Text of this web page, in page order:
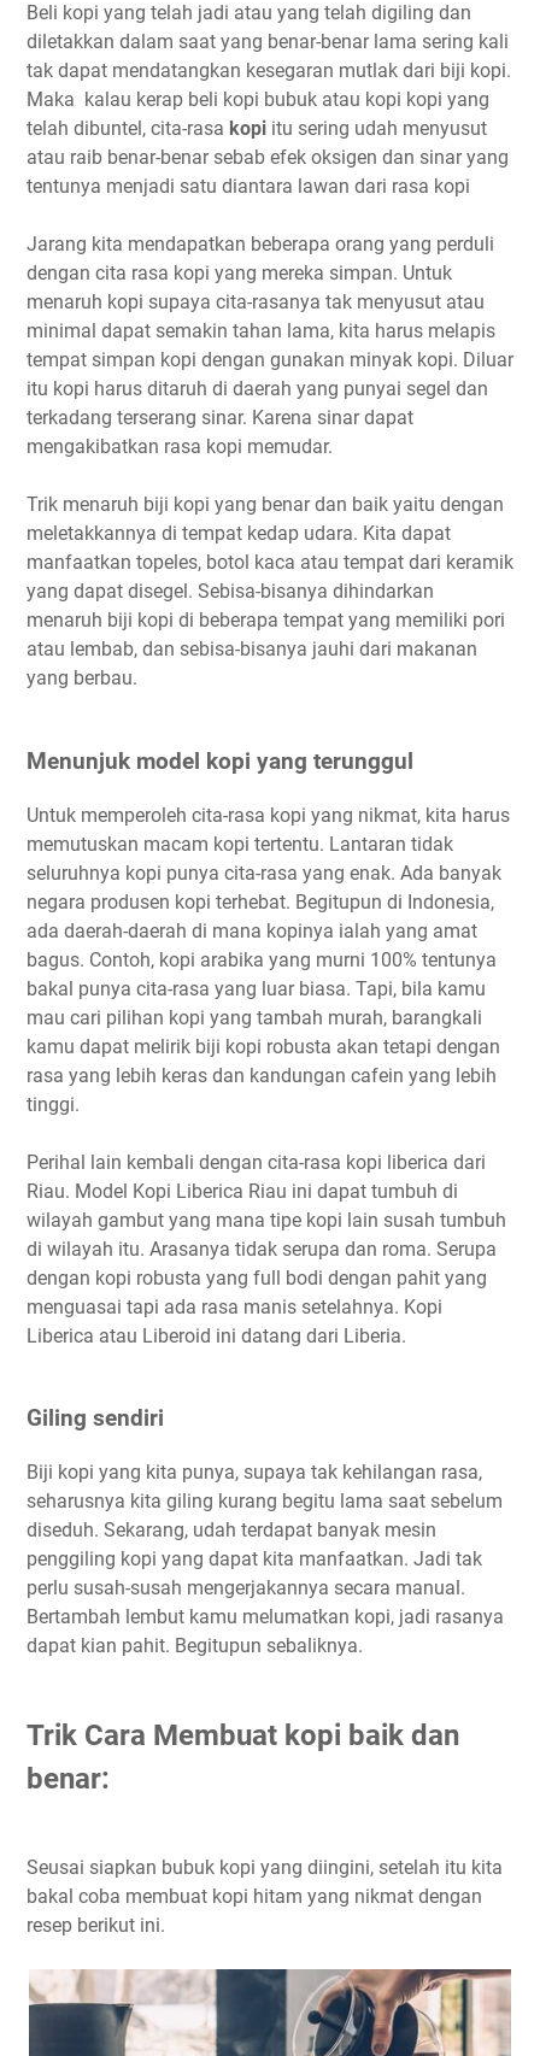
Beli kopi yang telah jadi atau yang telah digiling dan
diletakkan dalam saat yang benar-benar lama sering kali
tak dapat mendatangkan kesegaran mutlak dari biji kopi.
Maka kalau kerap beli kopi bubuk atau kopi kopi yang
telah dibuntel, cita-rasa kopi itu sering udah menyusut
atau raib benar-benar sebab efek oksigen dan sinar yang
tentunya menjadi satu diantara lawan dari rasa kopi
Jarang kita mendapatkan beberapa orang yang perduli
dengan cita rasa kopi yang mereka simpan. Untuk
menaruh kopi supaya cita-rasanya tak menyusut atau
minimal dapat semakin tahan lama, kita harus melapis
tempat simpan kopi dengan gunakan minyak kopi. Diluar
itu kopi harus ditaruh di daerah yang punyai segel dan
terkadang terserang sinar. Karena sinar dapat
mengakibatkan rasa kopi memudar.
Trik menaruh biji kopi yang benar dan baik yaitu dengan
meletakkannya di tempat kedap udara. Kita dapat
manfaatkan topeles, botol kaca atau tempat dari keramik
yang dapat disegel. Sebisa-bisanya dihindarkan
menaruh biji kopi di beberapa tempat yang memiliki pori
atau lembab, dan sebisa-bisanya jauhi dari makanan
yang berbau.
Menunjuk model kopi yang terunggul
Untuk memperoleh cita-rasa kopi yang nikmat, kita harus
memutuskan macam kopi tertentu. Lantaran tidak
seluruhnya kopi punya cita-rasa yang enak. Ada banyak
negara produsen kopi terhebat. Begitupun di Indonesia,
ada daerah-daerah di mana kopinya ialah yang amat
bagus. Contoh, kopi arabika yang murni 100% tentunya
bakal punya cita-rasa yang luar biasa. Tapi, bila kamu
mau cari pilihan kopi yang tambah murah, barangkali
kamu dapat melirik biji kopi robusta akan tetapi dengan
rasa yang lebih keras dan kandungan cafein yang lebih
tinggi.
Perihal lain kembali dengan cita-rasa kopi liberica dari
Riau. Model Kopi Liberica Riau ini dapat tumbuh di
wilayah gambut yang mana tipe kopi lain susah tumbuh
di wilayah itu. Arasanya tidak serupa dan roma. Serupa
dengan kopi robusta yang full bodi dengan pahit yang
menguasai tapi ada rasa manis setelahnya. Kopi
Liberica atau Liberoid ini datang dari Liberia.
Giling sendiri
Biji kopi yang kita punya, supaya tak kehilangan rasa,
seharusnya kita giling kurang begitu lama saat sebelum
diseduh. Sekarang, udah terdapat banyak mesin
penggiling kopi yang dapat kita manfaatkan. Jadi tak
perlu susah-susah mengerjakannya secara manual.
Bertambah lembut kamu melumatkan kopi, jadi rasanya
dapat kian pahit. Begitupun sebaliknya.
Trik Cara Membuat kopi baik dan
benar:
Seusai siapkan bubuk kopi yang diingini, setelah itu kita
bakal coba membuat kopi hitam yang nikmat dengan
resep berikut ini.